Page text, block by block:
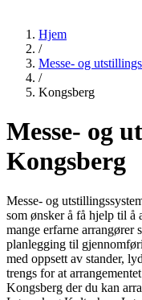
Hjem
/
Messe- og
/
Kongsberg
Messe- og
Kongsberg
Messe- og
som ønsker å få hjelp til å
mange erfarne arrangører
planlegging til
med oppsett av stander,
trengs for at
Kongsberg der du kan